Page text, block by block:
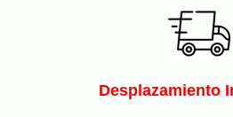
Desplazamiento